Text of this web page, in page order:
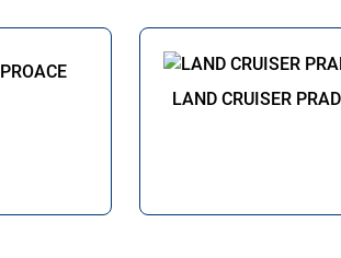
PROACE
LAND CRUISER